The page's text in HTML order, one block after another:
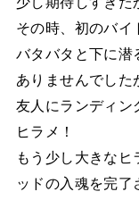
その時、初のバイ
バタバタと下に潜
ありませんでした
友人にランディン
ヒラメ！
もう少し大きな
ッドの入魂を完了